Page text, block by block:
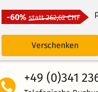
-60% statt 262,62 CHF
Verschenken
+49 (0)341